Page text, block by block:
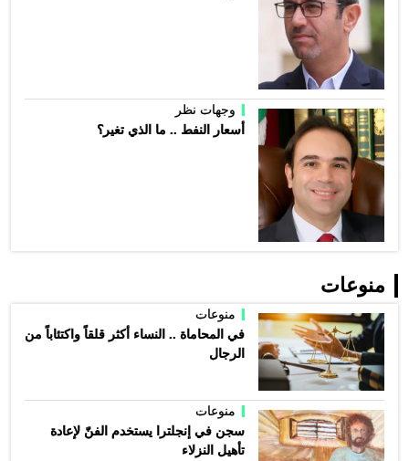
وجهات نظر
أسعار النفط .. ما الذي تغير؟
منوعات
منوعات
في المحاماة .. النساء أكثر قلقاً واكتئاباً من
الرجال
منوعات
سجن في إنجلترا يستخدم الفنّ لإعادة
تأهيل النزلاء